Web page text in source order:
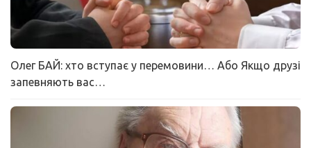
Олег БАЙ: хто вступає у перемовини… Або Якщо друзі
запевняють вас…